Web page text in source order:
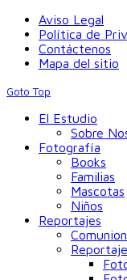
Aviso Legal
Política de
Contáctenos
Mapa del sitio
Goto Top
El Estudio
Sobre
Fotografía
Books
Familias
Mascotas
Niños
Reportajes